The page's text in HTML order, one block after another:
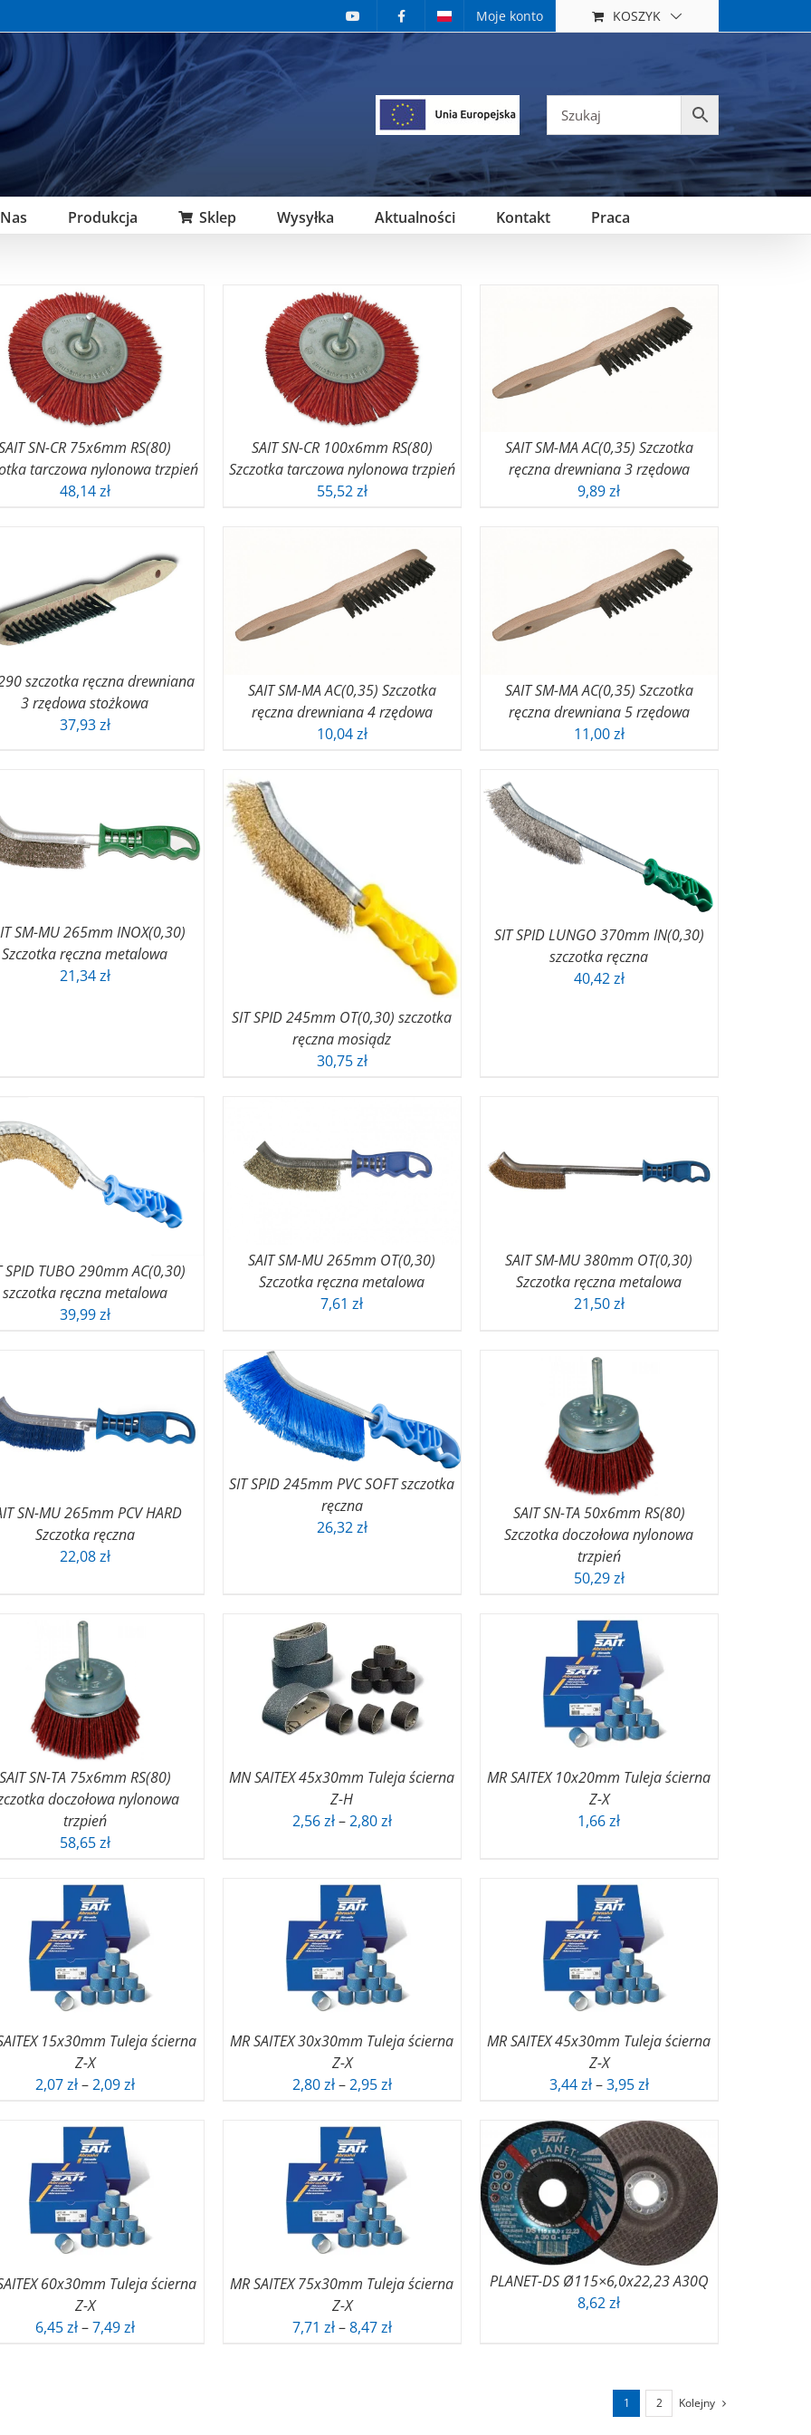
Moje konto KOSZYK
Produkcja Sklep Wysyłka Aktualności Kontakt Praca
SN-CR 75x6mm RS(80)
tarczowa nylonowa trzpień
48,14zł
SAIT SN-CR 100x6mm RS(80)
Szczotka tarczowa nylonowa trzpień
55,52zł
SAIT SM-MA AC(0,35) Szczotka
ręczna drewniana 3 rzędowa
9,89zł
szczotka ręczna drewniana
3 rzędowa stożkowa
37,93zł
SAIT SM-MA AC(0,35) Szczotka
ręczna drewniana 4 rzędowa
10,04zł
SAIT SM-MA AC(0,35) Szczotka
ręczna drewniana 5 rzędowa
11,00zł
SM-MU 265mm INOX(0,30)
Szczotka ręczna metalowa
21,34zł
SIT SPID 245mm OT(0,30) szczotka
ręczna mosiądz
30,75zł
SIT SPID LUNGO 370mm IN(0,30)
szczotka ręczna
40,42zł
SPID TUBO 290mm AC(0,30)
szczotka ręczna metalowa
39,99zł
SAIT SM-MU 265mm OT(0,30)
Szczotka ręczna metalowa
7,61zł
SAIT SM-MU 380mm OT(0,30)
Szczotka ręczna metalowa
21,50zł
SN-MU 265mm PCV HARD
Szczotka ręczna
22,08zł
SIT SPID 245mm PVC SOFT szczotka
ręczna
26,32zł
SAIT SN-TA 50x6mm RS(80)
Szczotka doczołowa nylonowa
trzpień
50,29zł
SN-TA 75x6mm RS(80)
doczołowa nylonowa
trzpień
58,65zł
MN SAITEX 45x30mm Tuleja ścierna
Z-H
2,56zł–2,80złZakres
2,80 zł
MR SAITEX 10x20mm Tuleja ścierna
Z-X
1,66zł
15x30mm Tuleja ścierna
Z-X
2,07zł–2,09złZakres
do
2,09 zł
MR SAITEX 30x30mm Tuleja ścierna
Z-X
2,80zł–2,95złZakres
do
2,95 zł
MR SAITEX 45x30mm Tuleja ścierna
Z-X
3,44zł–3,95złZakres
od
3,44 zł
do
3,95 zł
60x30mm Tuleja ścierna
Z-X
6,45zł–7,49złZakres
MR SAITEX 75x30mm Tuleja ścierna
Z-X
7,71 zł–8,47złZakres
PLANET-DS Ø115×6,0x22,23 A30Q
8,62zł
1 2 Kolejny